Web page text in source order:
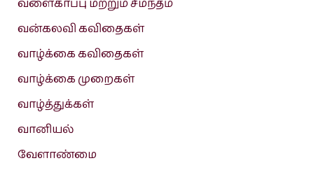
வளைகாப்பு மற்றும் சீமந்தம்
வன்கலவி கவிதைகள்
வாழ்க்கை கவிதைகள்
வாழ்க்கை முறைகள்
வாழ்த்துக்கள்
வானியல்
வேளாண்மை